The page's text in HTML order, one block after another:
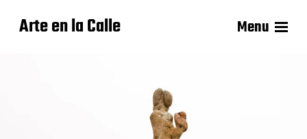
Arte en la Calle Menu